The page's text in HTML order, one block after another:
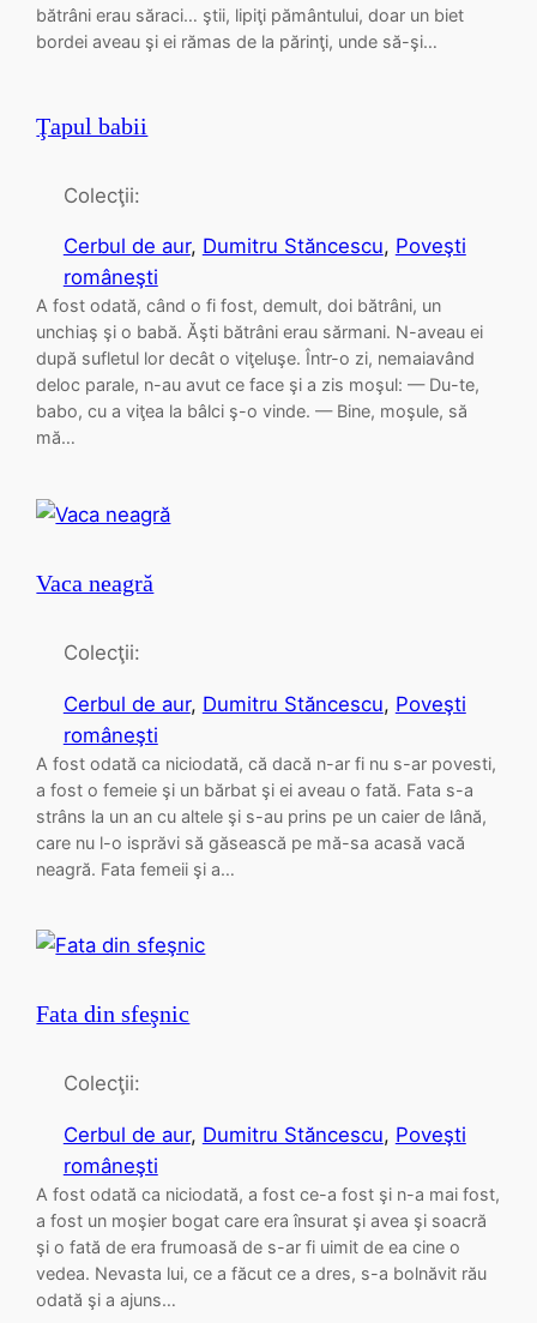
bătrâni erau săraci… ştii, lipiţi pământului, doar un biet
bordei aveau şi ei rămas de la părinţi, unde să-şi…
Ţapul babii
Colecţii:
Cerbul de aur, Dumitru Stăncescu, Poveşti
româneşti
A fost odată, când o fi fost, demult, doi bătrâni, un
unchiaş şi o babă. Ăşti bătrâni erau sărmani. N-aveau ei
după sufletul lor decât o viţeluşe. Într-o zi, nemaiavând
deloc parale, n-au avut ce face şi a zis moşul: — Du-te,
babo, cu a viţea la bâlci ş-o vinde. — Bine, moşule, să
mă…
Vaca neagră
Colecţii:
Cerbul de aur, Dumitru Stăncescu, Poveşti
româneşti
A fost odată ca niciodată, că dacă n-ar fi nu s-ar povesti,
a fost o femeie şi un bărbat şi ei aveau o fată. Fata s-a
strâns la un an cu altele şi s-au prins pe un caier de lână,
care nu l-o isprăvi să găsească pe mă-sa acasă vacă
neagră. Fata femeii şi a…
Fata din sfeşnic
Colecţii:
Cerbul de aur, Dumitru Stăncescu, Poveşti
româneşti
A fost odată ca niciodată, a fost ce-a fost şi n-a mai fost,
a fost un moşier bogat care era însurat şi avea şi soacră
şi o fată de era frumoasă de s-ar fi uimit de ea cine o
vedea. Nevasta lui, ce a făcut ce a dres, s-a bolnăvit rău
odată şi a ajuns…